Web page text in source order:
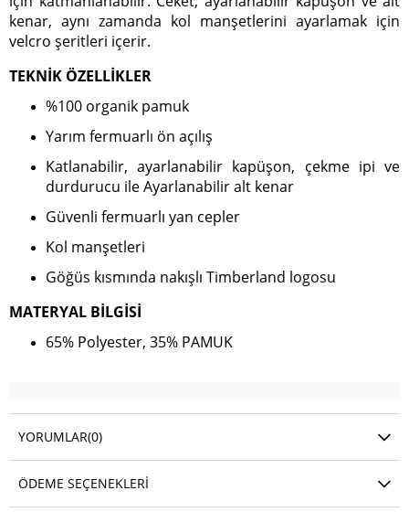
kenar, aynı zamanda kol manşetlerini ayarlamak için
velcro şeritleri içerir.
TEKNİK ÖZELLİKLER
%100 organik pamuk
Yarım fermuarlı ön açılış
Katlanabilir, ayarlanabilir kapüşon, çekme ipi ve
durdurucu ile Ayarlanabilir alt kenar
Güvenli fermuarlı yan cepler
Kol manşetleri
Göğüs kısmında nakışlı Timberland logosu
MATERYAL BİLGİSİ
65% Polyester, 35% PAMUK
YORUMLAR(0)
ÖDEME SEÇENEKLERI